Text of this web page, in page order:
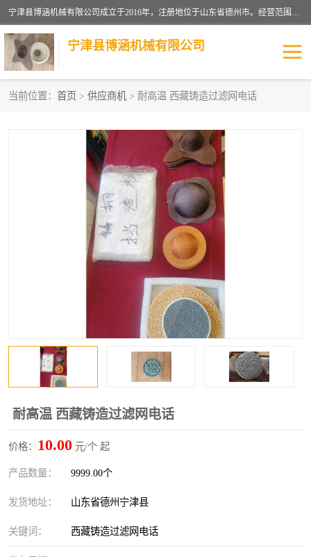
宁津县博涵机械有限公司成立于2016年，注册地位于山东省德州市。经营范围包括：机械设备研发、生产及销售，铸造用造型材料生产、销售，玻璃纤维及制品制造、销售，汽车零配件零售，机械零件、零部件加工，机械零件、零部件销售等；主要产品有：纤维过滤网,陶瓷过滤器,泡沫陶瓷过滤器,耐高温纤维过滤器,铸铁过滤器,铸铜过滤网,铸铝过滤网,铝轮毂过滤网,高效过滤网,高效陶瓷过滤网,高效纤维过滤网。
宁津县博涵机械有限公司
当前位置： 首页 > 供应商机 > 耐高温 西藏铸造过滤网电话
耐高温 西藏铸造过滤网电话
价格： 10.00 元/个 起
产品数量： 9999.00个
发货地址： 山东省德州宁津县
关键词： 西藏铸造过滤网电话
挡渣棉
避脏网